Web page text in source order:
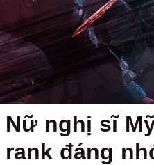
Nữ nghị sĩ
rank đáng